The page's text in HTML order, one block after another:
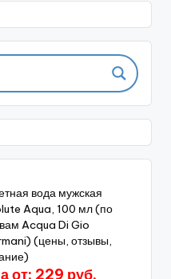
вода мужская
Aqua, 100 мл (по
Acqua Di Gio
(цены, отзывы,
от: 229 руб.